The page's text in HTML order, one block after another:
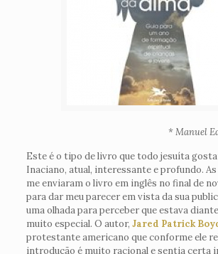
* Manuel
Este é o tipo de livro que todo jesuíta
Inaciano, atual, interessante e profundo. As
me enviaram o livro em inglês no final de
para dar meu parecer em vista da sua
uma olhada para perceber que estava
muito especial. O autor, Jared Patrick
protestante americano que conforme ele
introdução é muito racional e sentia certa